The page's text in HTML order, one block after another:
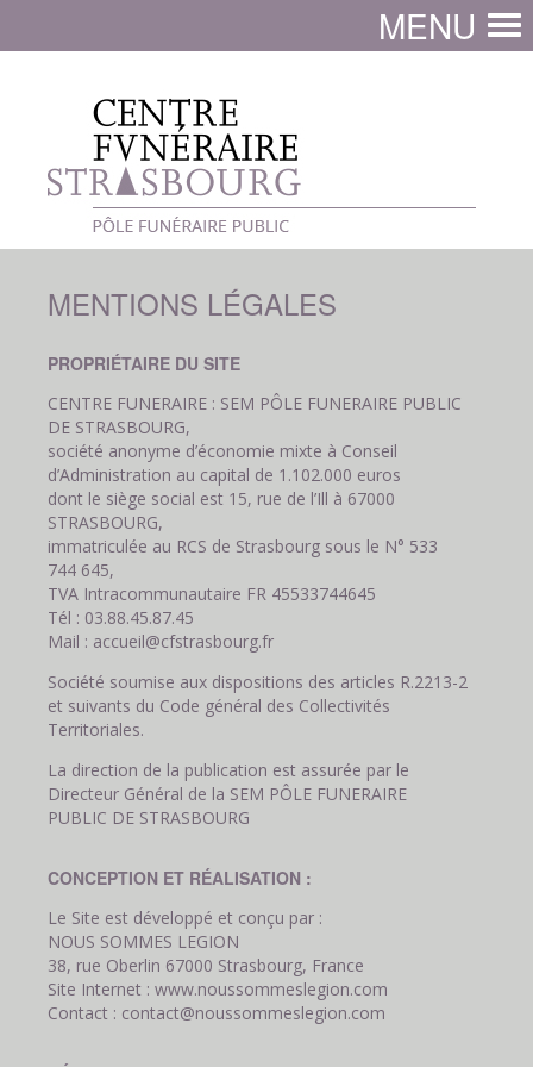
MENU
MENTIONS LÉGALES
PROPRIÉTAIRE DU SITE
CENTRE FUNERAIRE : SEM PÔLE FUNERAIRE PUBLIC
DE STRASBOURG,
société anonyme d’économie mixte à Conseil
d’Administration au capital de 1.102.000 euros
dont le siège social est 15, rue de l’Ill à 67000
STRASBOURG,
immatriculée au RCS de Strasbourg sous le N° 533
744 645,
TVA Intracommunautaire FR 45533744645
Tél : 03.88.45.87.45
Mail : accueil@cfstrasbourg.fr
Société soumise aux dispositions des articles R.2213-2
et suivants du Code général des Collectivités
Territoriales.
La direction de la publication est assurée par le
Directeur Général de la SEM PÔLE FUNERAIRE
PUBLIC DE STRASBOURG
CONCEPTION ET RÉALISATION :
Le Site est développé et conçu par :
NOUS SOMMES LEGION
38, rue Oberlin 67000 Strasbourg, France
Site Internet : www.noussommeslegion.com
Contact : contact@noussommeslegion.com